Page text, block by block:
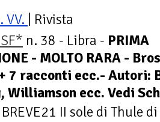
VV.
| Rivista
n. 38 - Libra - PRIMA
- MOLTO RARA -
7 racconti ecc.- Autori:
Williamson ecc. Vedi
II sole di Thule